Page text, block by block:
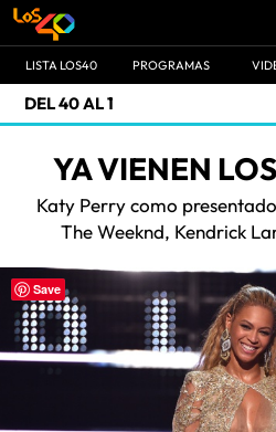
LISTA LOS40 PROGRAMAS
DEL 40 AL 1
YA VIENEN
Katy Perry como
The Weeknd, Kendrick
Save